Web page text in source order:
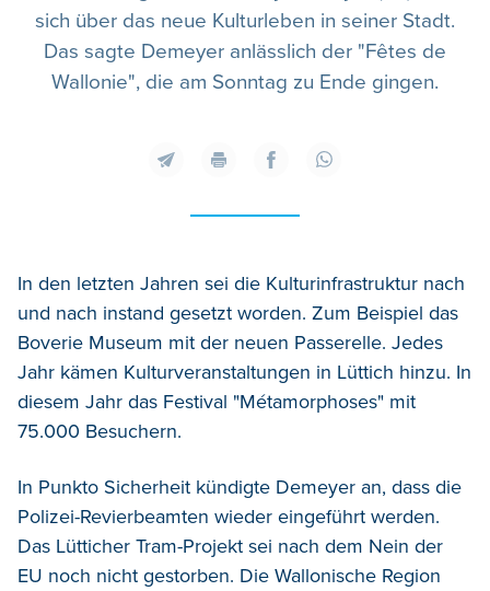
sich über das neue Kulturleben in seiner Stadt.
Das sagte Demeyer anlässlich der "Fêtes de
Wallonie", die am Sonntag zu Ende gingen.
In den letzten Jahren sei die Kulturinfrastruktur nach
und nach instand gesetzt worden. Zum Beispiel das
Boverie Museum mit der neuen Passerelle. Jedes
Jahr kämen Kulturveranstaltungen in Lüttich hinzu. In
diesem Jahr das Festival "Métamorphoses" mit
75.000 Besuchern.
In Punkto Sicherheit kündigte Demeyer an, dass die
Polizei-Revierbeamten wieder eingeführt werden.
Das Lütticher Tram-Projekt sei nach dem Nein der
EU noch nicht gestorben. Die Wallonische Region